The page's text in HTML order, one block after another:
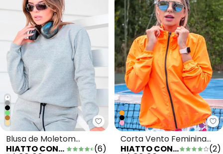
+
Hiatto Confecção - Blusa de
Blusa de Moletom
Peluciado Fem Mescla
HIATTO CONFECÇÃO (6)
Corta Vento Feminina
Impermeável Neon
HIATTO CONFECÇÃO (2)